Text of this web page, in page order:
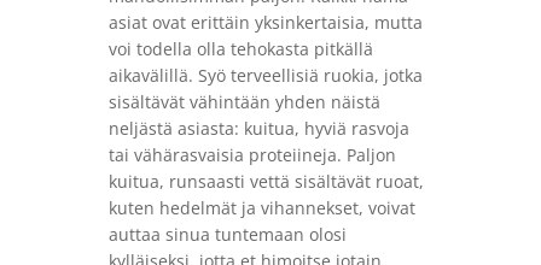
asiat ovat erittäin yksinkertaisia, mutta
voi todella olla tehokasta pitkällä
aikavälillä. Syö terveellisiä ruokia, jotka
sisältävät vähintään yhden näistä
neljästä asiasta: kuitua, hyviä rasvoja
tai vähärasvaisia ​​proteiineja. Paljon
kuitua, runsaasti vettä sisältävät ruoat,
kuten hedelmät ja vihannekset, voivat
auttaa sinua tuntemaan olosi